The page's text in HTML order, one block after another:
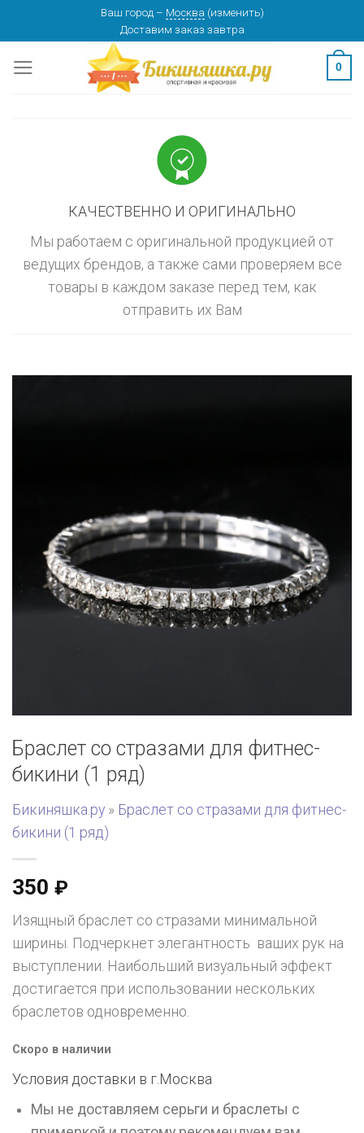
content
Ваш город – Москва (изменить)
Доставим заказ завтра
0
КАЧЕСТВЕННО И ОРИГИНАЛЬНО
Мы работаем с оригинальной продукцией от
ведущих брендов, а также сами проверяем все
товары в каждом заказе перед тем, как
отправить их Вам
Браслет со стразами для фитнес-
бикини (1 ряд)
Бикиняшка.ру » Браслет со стразами для фитнес-
бикини (1 ряд)
350 ₽
Изящный браслет со стразами минимальной
ширины. Подчеркнет элегантность ваших рук на
выступлении. Наибольший визуальный эффект
достигается при использовании нескольких
браслетов одновременно.
Скоро в наличии
изменить
Условия доставки в г. Москва
Мы не доставляем серьги и браслеты с